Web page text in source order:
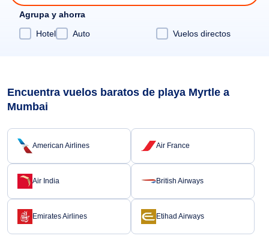
Agrupa y ahorra
Hotel
Auto Vuelos directos
Encuentra vuelos baratos de playa Myrtle a
Mumbai
American Airlines Air France
Air India British Airways
Emirates Airlines Etihad Airways